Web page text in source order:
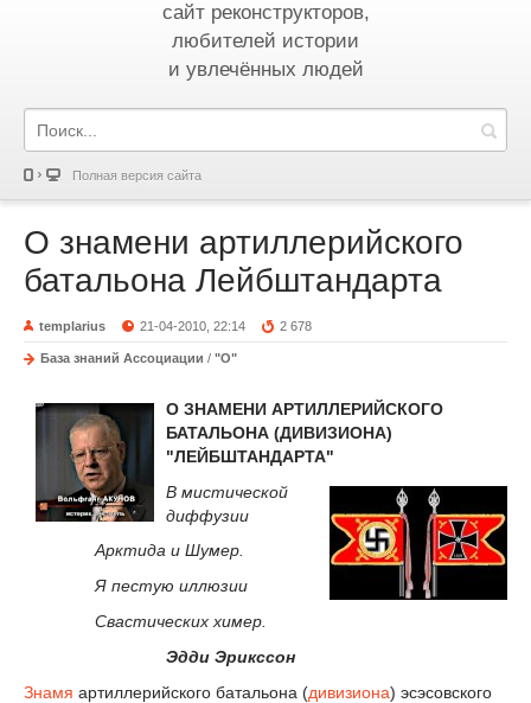
сайт реконструкторов,
любителей истории
и увлечённых людей
Полная версия сайта
О знамени артиллерийского
батальона Лейбштандарта
templarius 21-04-2010, 22:14 2 678
База знаний Ассоциации / "О"
О ЗНАМЕНИ АРТИЛЛЕРИЙСКОГО
БАТАЛЬОНА (ДИВИЗИОНА)
"ЛЕЙБШТАНДАРТА"
В мистической
диффузии
Арктида и Шумер.
Я пестую иллюзии
Свастических химер.
Эдди Эрикссон
Знамя артиллерийского батальона (дивизиона) эсэсовского